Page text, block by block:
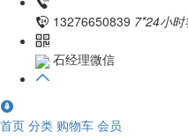
13276650839 7*24小
石经理微信
首页 分类 购物车 会员